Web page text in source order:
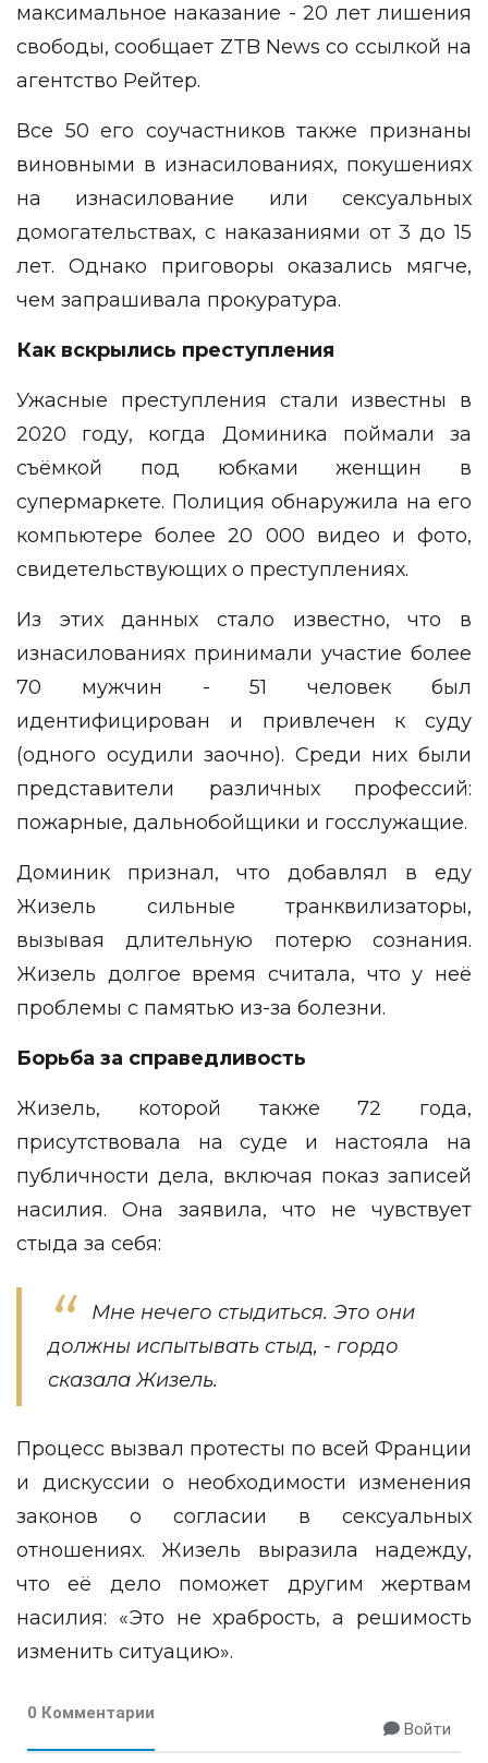
максимальное наказание - 20 лет лишения
свободы, сообщает ZTB News со ссылкой на
агентство Рейтер.
Все 50 его соучастников также признаны
виновными в изнасилованиях, покушениях
на изнасилование или сексуальных
домогательствах, с наказаниями от 3 до 15
лет. Однако приговоры оказались мягче,
чем запрашивала прокуратура.
Как вскрылись преступления
Ужасные преступления стали известны в
2020 году, когда Доминика поймали за
съёмкой под юбками женщин в
супермаркете. Полиция обнаружила на его
компьютере более 20 000 видео и фото,
свидетельствующих о преступлениях.
Из этих данных стало известно, что в
изнасилованиях принимали участие более
70 мужчин - 51 человек был
идентифицирован и привлечен к суду
(одного осудили заочно). Среди них были
представители различных профессий:
пожарные, дальнобойщики и госслужащие.
Доминик признал, что добавлял в еду
Жизель сильные транквилизаторы,
вызывая длительную потерю сознания.
Жизель долгое время считала, что у неё
проблемы с памятью из-за болезни.
Борьба за справедливость
Жизель, которой также 72 года,
присутствовала на суде и настояла на
публичности дела, включая показ записей
насилия. Она заявила, что не чувствует
стыда за себя:
Мне нечего стыдиться. Это они
должны испытывать стыд, - гордо
сказала Жизель.
Процесс вызвал протесты по всей Франции
и дискуссии о необходимости изменения
законов о согласии в сексуальных
отношениях. Жизель выразила надежду,
что её дело поможет другим жертвам
насилия: «Это не храбрость, а решимость
изменить ситуацию».
0 Комментарии
Войти